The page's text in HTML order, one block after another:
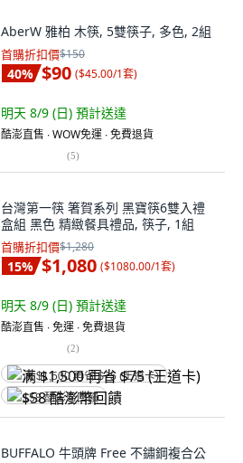
AberW 雅柏 木筷, 5雙筷子, 多色, 2組
首購折扣價$150
40% $90 ($45.00/1套)
明天 8/9 (日) 預計送達
酷澎直售 ∙ WOW免運 ∙ 免費退貨
(5)
台灣第一筷 箸賀系列 黑寶筷6雙入禮
盒組 黑色 精緻餐具禮品, 筷子, 1組
首購折扣價$1,280
15% $1,080 ($1080.00/1套)
明天 8/9 (日) 預計送達
酷澎直售 ∙ 免運 ∙ 免費退貨
(2)
满 $1,500 再省 $75 (王道卡)
$58 酷澎幣回饋
BUFFALO 牛頭牌 Free 不鏽鋼複合公